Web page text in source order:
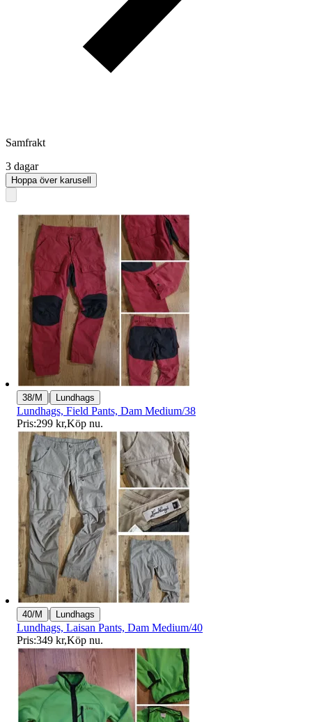
Samfrakt
3 dagar
Hoppa över karusell
38/M | Lundhags
Lundhags, Field Pants, Dam Medium/38
Pris:299 kr,Köp nu.
40/M | Lundhags
Lundhags, Laisan Pants, Dam Medium/40
Pris:349 kr,Köp nu.